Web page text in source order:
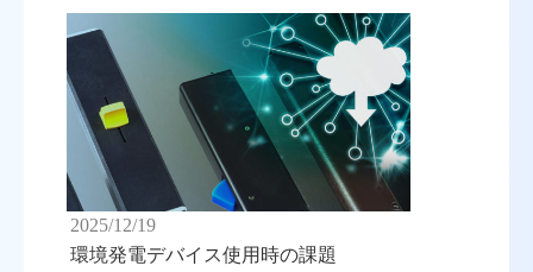
2025/12/19
環境発電デバイス使用時の課題